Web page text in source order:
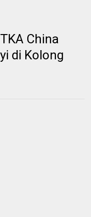
China
di Kolong